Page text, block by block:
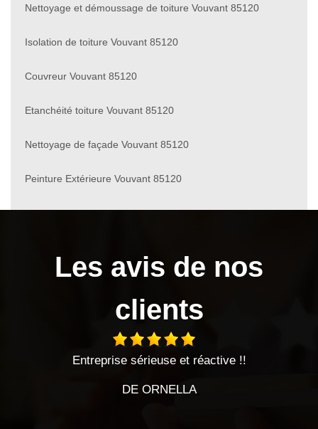
Nettoyage et démoussage de toiture Vouvant 85120
Isolation de toiture Vouvant 85120
Couvreur Vouvant 85120
Etanchéité toiture Vouvant 85120
Nettoyage de façade Vouvant 85120
Peinture Extérieure Vouvant 85120
Les avis de nos
clients
sérieuse et réactive !!
Très bon travail